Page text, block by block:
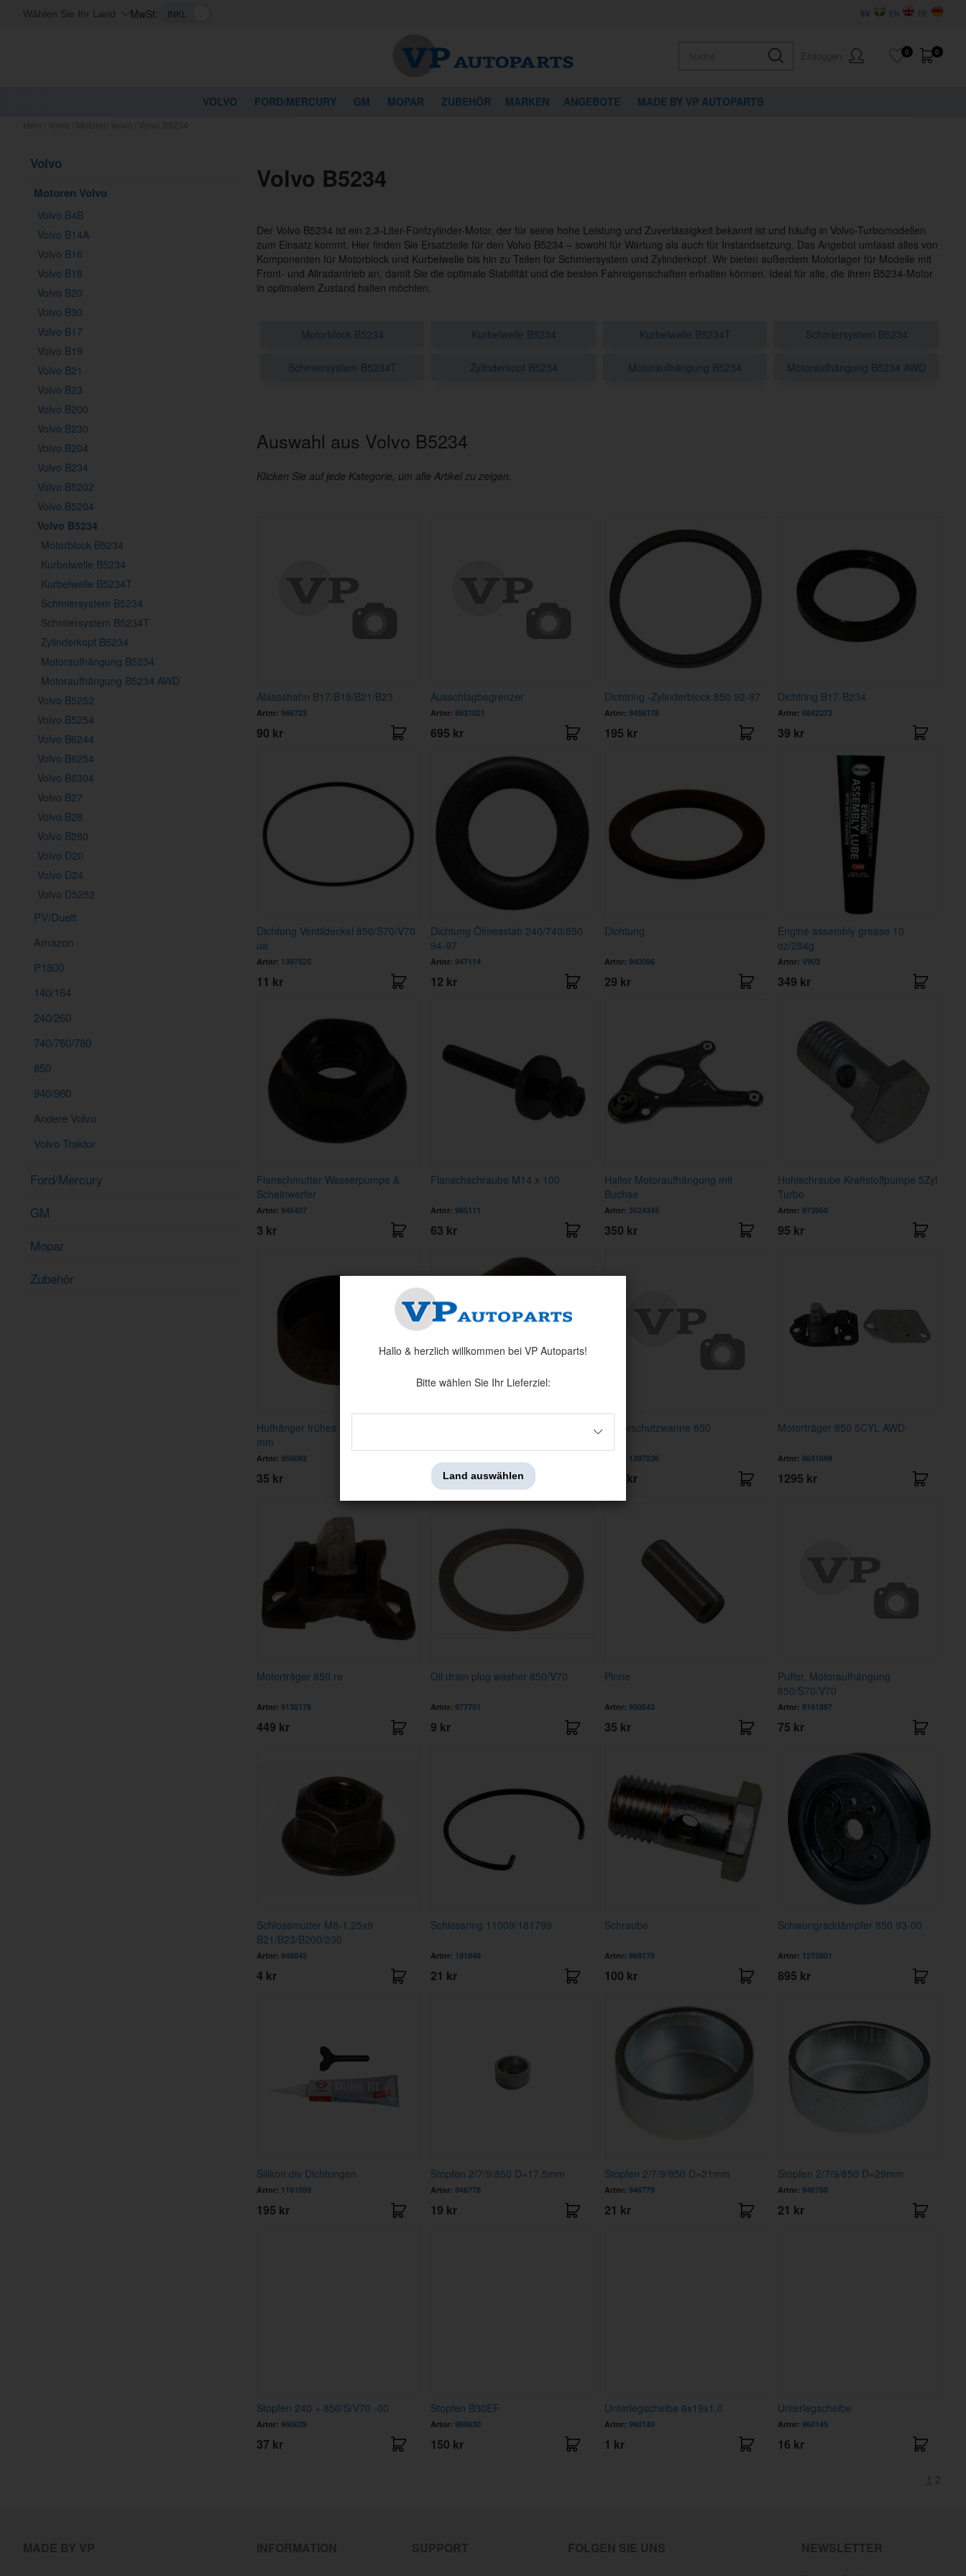
Wählen Sie Ihr Land MwSt: DE
EN
SV
0
0
VOLVO FORD/MERCURY GM MOPAR ZUBEHÖR MARKEN ANGEBOTE MADE BY VP AUTOPARTS
Volvo
Motoren Volvo
Volvo B4B
Volvo B14A
Volvo B16
Volvo B18
Volvo B20
Volvo B30
Volvo B17
Volvo B19
Volvo B21
Volvo B23
Volvo B200
Volvo B230
Volvo B204
Volvo B234
Volvo B5202
Volvo B5204
Volvo B5234
Motorblock B5234
Kurbelwelle B5234
Kurbelwelle B5234T
Schmiersystem B5234
Schmiersystem B5234T
Zylinderkopf B5234
Motoraufhängung B5234
Motoraufhängung B5234 AWD
Volvo B5252
Volvo B5254
Volvo B6244
Volvo B6254
Volvo B6304
Volvo B27
Volvo B28
Volvo B280
Volvo D20
Volvo D24
Volvo D5252
PV/Duett
Amazon
P1800
140/164
240/260
740/760/780
850
940/960
Andere Volvo
Volvo Traktor
Ford/Mercury
GM
Mopar
Zubehör
Volvo B5234
Der Volvo B5234 ist ein 2,3-Liter-Fünfzylinder-Motor, der für seine hohe Leistung und Zuverlässigkeit bekannt ist und häufig in Volvo-Turbomodellen
zum Einsatz kommt. Hier finden Sie Ersatzteile für den Volvo B5234 – sowohl für Wartung als auch für Instandsetzung. Das Angebot umfasst alles von
Komponenten für Motorblock und Kurbelwelle bis hin zu Teilen für Schmiersystem und Zylinderkopf. Wir bieten außerdem Motorlager für Modelle mit
Front- und Allradantrieb an, damit Sie die optimale Stabilität und die besten Fahreigenschaften erhalten können. Ideal für alle, die ihren B5234-Motor
in optimalem Zustand halten möchten.
Motorblock B5234 Kurbelwelle B5234 Kurbelwelle B5234T Schmiersystem B5234
Schmiersystem B5234T Zylinderkopf B5234 Motoraufhängung B5234 Motoraufhängung B5234 AWD
Auswahl aus Volvo B5234
Klicken Sie auf jede Kategorie, um alle Artikel zu zeigen.
Ablasshahn B17/B19/B21/B23
Artnr: 966723
90 kr
Ausschlagbegrenzer
Artnr: 8631021
695 kr
Dichtring -Zylinderblock 850 92-97
Artnr: 9458178
195 kr
Dichtring B17-B234
Artnr:6842273
39 kr
Dichtung Ventildeckel 850/S70/V70
ua
Artnr: 1397525
11 kr
Dichtung Ölmesstab 240/740/850
94-97
Artnr: 947114
12 kr
Dichtung
Artnr: 940096
29 kr
Engine assembly grease 10
oz/284g
Artnr:V903
349 kr
Flanschmutter Wasserpumpe &
Scheinwerfer
Artnr: 945407
3 kr
Flanschschraube M14 x 100
Artnr: 985111
63 kr
Halter Motoraufhängung mit
Buchse
Artnr: 3524345
350 kr
Hohlschraube Kraftstoffpumpe 5Zyl
Turbo
Artnr:973950
95 kr
Huthänger frühes Modell D=12,5
mm
Artnr: 955082
35 kr 86 kr
Motorschutzwanne 850
1397236
370 kr
Motorträger 850 5CYL AWD
Artnr:8631699
1295 kr
Motorträger 850 re
Artnr: 9135178
449 kr
Oil drain plug washer 850/V70
Artnr: 977751
9 kr
Pinne
Artnr: 950543
35 kr
Puffer, Motoraufhängung
850/S70/V70
Artnr:9161897
75 kr
Schlossmutter M8-1,25x9
B21/B23/B200/230
Artnr: 948645
4 kr
Schlossring 11009/181799
Artnr: 191848
21 kr
Schraube
Artnr: 968179
100 kr
Schwungraddämpfer 850 93-00
Artnr: 1275801
895 kr
Silikon div Dichtungen
Artnr: 1161059
195 kr
Stopfen 2/7/9/850 D=17,5mm
Artnr: 946778
19 kr
Stopfen 2/7/9/850 D=21mm
Artnr: 946779
21 kr
Stopfen 2/7/9/850 D=29mm
Artnr:946780
21 kr
Stopfen 240 + 850/S/V70 -00
Artnr: 960629
37 kr
Stopfen B30EF
Artnr: 960630
150 kr
Unterlegscheibe 6x19x1,0
Artnr: 960140
1 kr
Unterlegscheibe
Artnr:960145
16 kr
1 2
Hallo & herzlich willkommen bei VP Autoparts!
Bitte wählen Sie Ihr Lieferziel:
Land auswählen